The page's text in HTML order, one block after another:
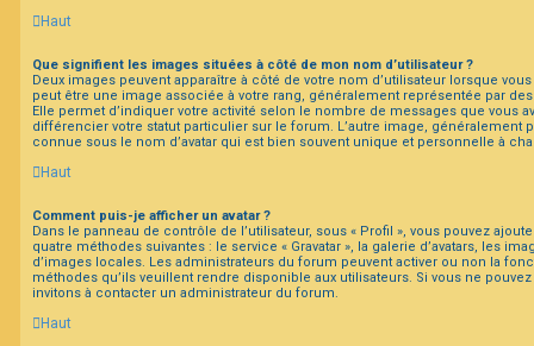
Haut
Que signifient les images situées à côté de mon nom d’utilisateur ?
Deux images peuvent apparaître à côté de votre nom d’utilisateur lorsque
peut être une image associée à votre rang, généralement représentée par
Elle permet d’indiquer votre activité selon le nombre de messages que vous
différencier votre statut particulier sur le forum. L’autre image, généralement
connue sous le nom d’avatar qui est bien souvent unique et personnelle à
Haut
Comment puis-je afficher un avatar ?
Dans le panneau de contrôle de l’utilisateur, sous « Profil », vous pouvez
quatre méthodes suivantes : le service « Gravatar », la galerie d’avatars, les
d’images locales. Les administrateurs du forum peuvent activer ou non la
méthodes qu’ils veuillent rendre disponible aux utilisateurs. Si vous ne pouvez
invitons à contacter un administrateur du forum.
Haut